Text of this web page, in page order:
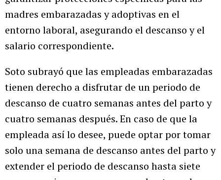
madres embarazadas y adoptivas en el
entorno laboral, asegurando el descanso y el
salario correspondiente.
Soto subrayó que las empleadas embarazadas
tienen derecho a disfrutar de un periodo de
descanso de cuatro semanas antes del parto y
cuatro semanas después. En caso de que la
empleada así lo desee, puede optar por tomar
solo una semana de descanso antes del parto y
extender el periodo de descanso hasta siete